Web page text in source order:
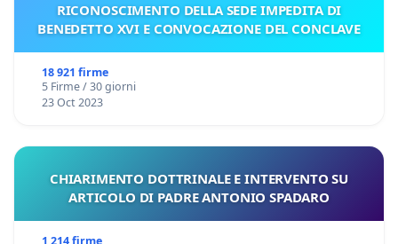
RICONOSCIMENTO DELLA SEDE IMPEDITA DI
BENEDETTO XVI E CONVOCAZIONE DEL CONCLAVE
18 921 firme
5 Firme / 30 giorni
23 Oct 2023
CHIARIMENTO DOTTRINALE E INTERVENTO SU
ARTICOLO DI PADRE ANTONIO SPADARO